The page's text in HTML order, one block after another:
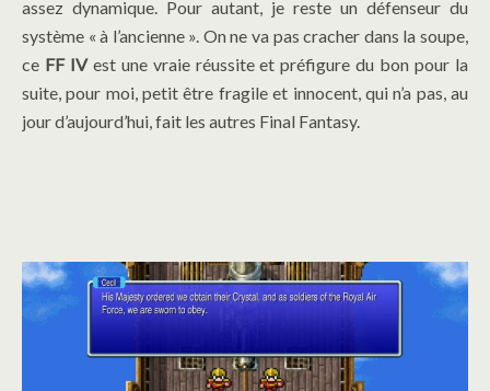
assez dynamique. Pour autant, je reste un défenseur du
système « à l’ancienne ». On ne va pas cracher dans la soupe,
ce FF IVest une vraie réussite et préfigure du bon pour la
suite, pour moi, petit être fragile et innocent, qui n’a pas, au
jour d’aujourd’hui, fait les autres Final Fantasy.